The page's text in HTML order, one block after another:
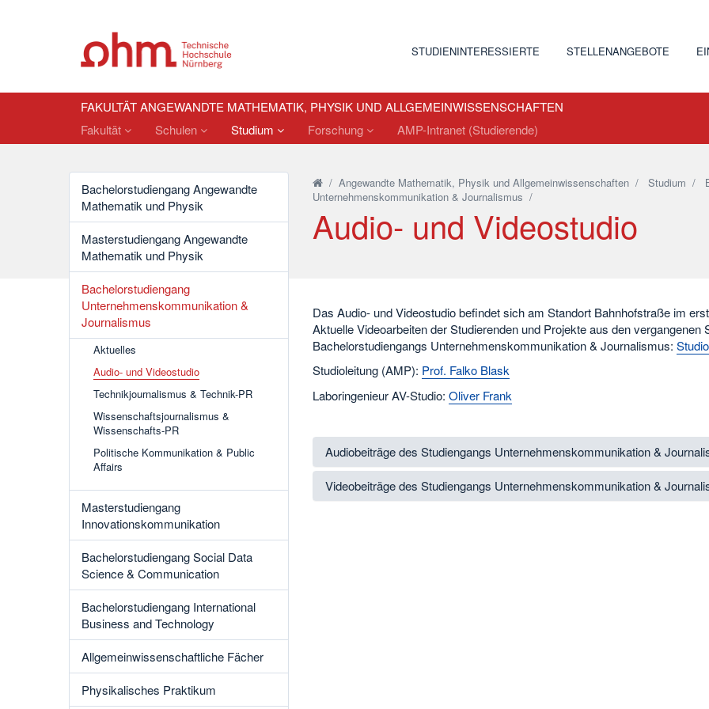
STUDIENINTERESSIERTE STELLENANGEBOTE
FAKULTÄT ANGEWANDTE MATHEMATIK, PHYSIK UND ALLGEMEINWISSENSCHAFTEN
Fakultät
Schulen Studium Forschung AMP-Intranet (Studierende)
Bachelorstudiengang Angewandte
Mathematik und Physik
Masterstudiengang Angewandte
Mathematik und Physik
Bachelorstudiengang
Unternehmenskommunikation &
Journalismus
Aktuelles
Audio- und Videostudio
Technikjournalismus & Technik-PR
Wissenschaftsjournalismus &
Wissenschafts-PR
Politische Kommunikation & Public
Affairs
Masterstudiengang
Innovationskommunikation
Bachelorstudiengang Social Data
Science & Communication
Bachelorstudiengang International
Business and Technology
Allgemeinwissenschaftliche Fächer
Physikalisches Praktikum
/ Angewandte Mathematik, Physik und Allgemeinwissenschaften/ Studium /
Unternehmenskommunikation & Journalismus /
Audio- und Videostudio
Das Audio- und Videostudio befindet sich am Standort Bahnhofstraße im
Aktuelle Videoarbeiten der Studierenden und Projekte aus den vergangenen
Bachelorstudiengangs Unternehmenskommunikation & Journalismus:
Studioleitung (AMP): Prof. Falko Blask
Laboringenieur AV-Studio: Oliver Frank
Audiobeiträge des Studiengangs Unternehmenskommunikation &
Videobeiträge des Studiengangs Unternehmenskommunikation &